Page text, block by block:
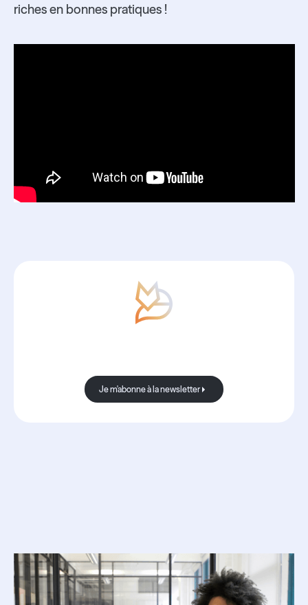
riches en bonnes pratiques !
Je m'abonne à la newsletter
Je m'abonne à la newsletter